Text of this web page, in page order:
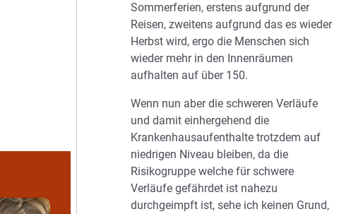
Sommerferien, erstens aufgrund der
Reisen, zweitens aufgrund das es wieder
Herbst wird, ergo die Menschen sich
wieder mehr in den Innenräumen
aufhalten auf über 150.
Wenn nun aber die schweren Verläufe
und damit einhergehend die
Krankenhausaufenthalte trotzdem auf
niedrigen Niveau bleiben, da die
Risikogruppe welche für schwere
Verläufe gefährdet ist nahezu
durchgeimpft ist, sehe ich keinen Grund,